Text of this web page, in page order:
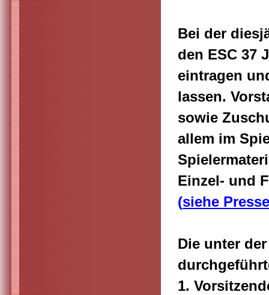
Bei der
den ESC 37
eintragen
lassen.
sowie
allem im
Einzel- und
(siehe
Die unter
1.